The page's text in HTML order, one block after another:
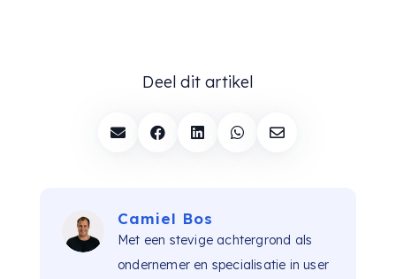
Deel dit artikel
    
Camiel Bos
Met een stevige achtergrond als
ondernemer en specialisatie in user